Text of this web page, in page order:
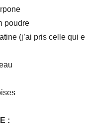
poudre
(j’ai pris celle qui
: